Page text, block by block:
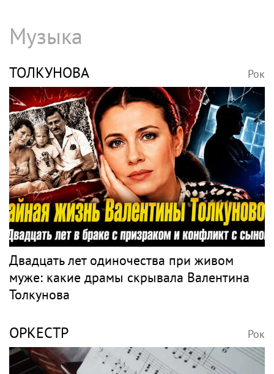
Музыка
ТОЛКУНОВА Рок
Двадцать лет одиночества при живом
муже: какие драмы скрывала Валентина
Толкунова
ОРКЕСТР Рок